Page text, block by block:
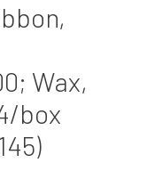
Wax,
box